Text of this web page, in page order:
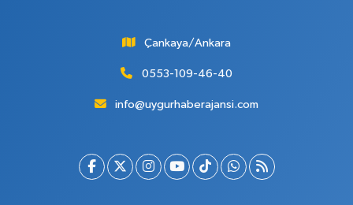
Çankaya/Ankara
0553-109-46-40
info@uygurhaberajansi.com